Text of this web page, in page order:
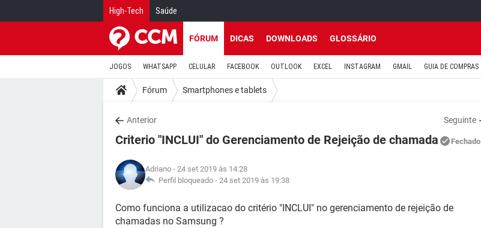
High-Tech Saúde
FÓRUM DICAS DOWNLOADS GLOSSÁRIO
JOGOS WHATSAPP CELULAR FACEBOOK OUTLOOK EXCEL INSTAGRAM GMAIL GUIA DE COMPRAS
Fórum Smartphones e tablets
Anterior Seguinte
Criterio "INCLUI" do Gerenciamento de Rejeição de chamada Fechado
Adriano - 24 set 2019 às 14:28
Perfil bloqueado - 24 set 2019 às 19:38
Como funciona a utilizacao do critério "INCLUI" no gerenciamento de rejeição de
chamadas no Samsung ?